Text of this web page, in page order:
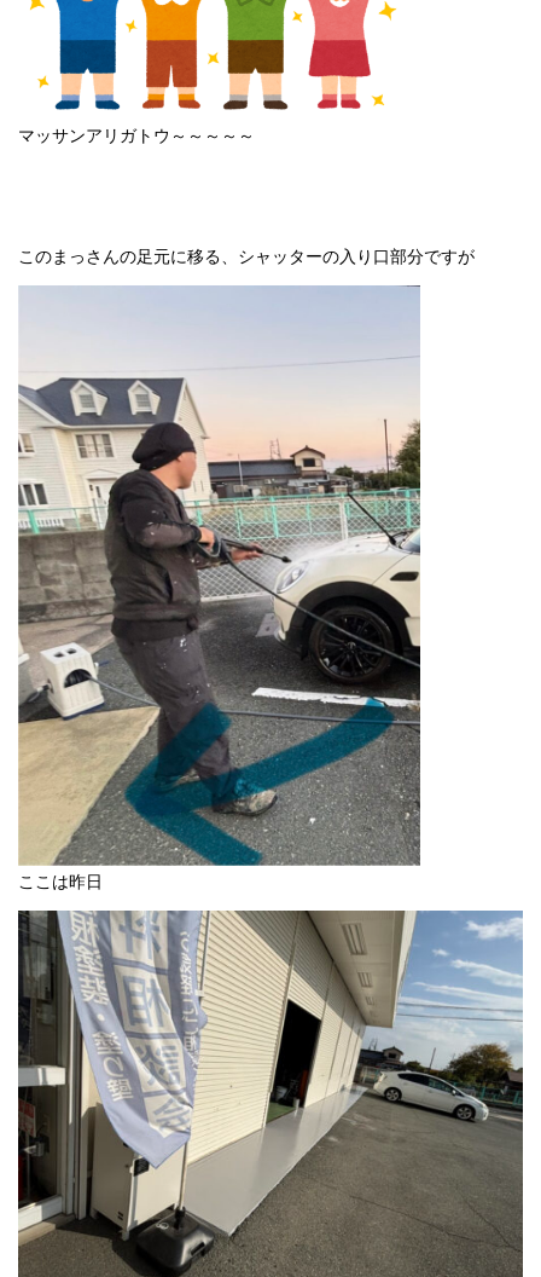
マッサンアリガトウ～～～～～
このまっさんの足元に移る、シャッターの入り口部分ですが
ここは昨日